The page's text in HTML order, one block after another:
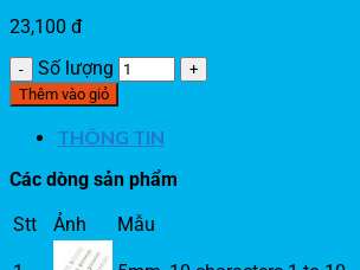
23,100 đ
Số lượng
Thêm vào giỏ
THÔNG TIN
Các dòng sản phẩm
Stt
Ảnh Mẫu